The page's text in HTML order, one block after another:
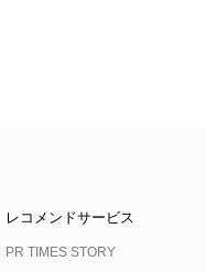
レコメンドサービス
PR TIMES STORY